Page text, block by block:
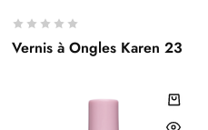
Vernis à Ongles Karen 23